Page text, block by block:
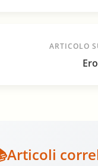
ARTICOLO
Articoli